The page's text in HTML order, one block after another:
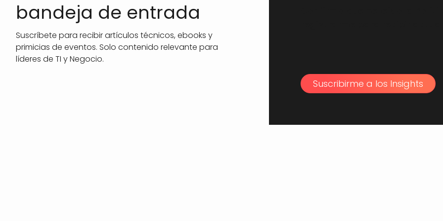
bandeja de entrada
Suscríbete para recibir artículos técnicos, ebooks y
primicias de eventos. Solo contenido relevante para
líderes de TI y Negocio.